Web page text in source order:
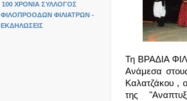
Τη ΒΡΑΔΙΑ
Ανάμεσα
Καλατζάκου ,
της
100 ΧΡΟΝΙΑ ΣΥΛΛΟΓΟΣ
ΦΙΛΟΠΡΟΟΔΩΝ ΦΙΛΙΑΤΡΩΝ -
ΕΚΔΗΛΩΣΕΙΣ